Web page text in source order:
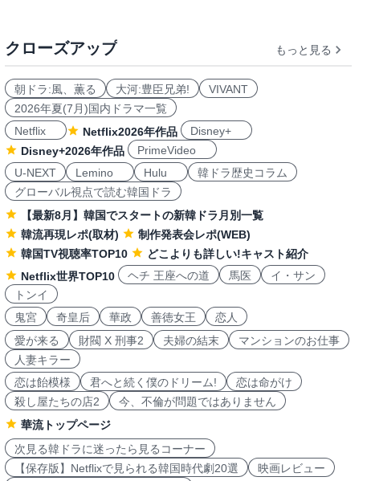
おすすめ
クローズアップ もっと見る
朝ドラ:風、薫る 大河:豊臣兄弟!
VIVANT
2026年夏(7月)国内ドラマ一覧
Netflix
Netflix2026年作品
Disney+
Disney+2026年作品
PrimeVideo
U-NEXT
Lemino Hulu
韓ドラ歴史コラム
グローバル視点で読む韓国ドラ
【最新8月】韓国でスタートの新韓ドラ月別一覧
韓流再現レポ(取材)
制作発表会レポ(WEB)
韓国TV視聴率TOP10
どこよりも詳しい!キャスト紹介
Netflix世界TOP10
ヘチ 王座への道 馬医
イ・サン
トンイ
鬼宮
奇皇后 華政 善徳女王
恋人
愛が来る
財閥 X 刑事2 夫婦の結末
マンションのお仕事
人妻キラー
恋は飴模様
君へと続く僕のドリーム!
恋は命がけ
殺し屋たちの店2
今、不倫が問題ではありません
華流トップページ
次見る韓ドラに迷ったら見るコーナー
【保存版】Netflixで見られる韓国時代劇20選
映画レビュー